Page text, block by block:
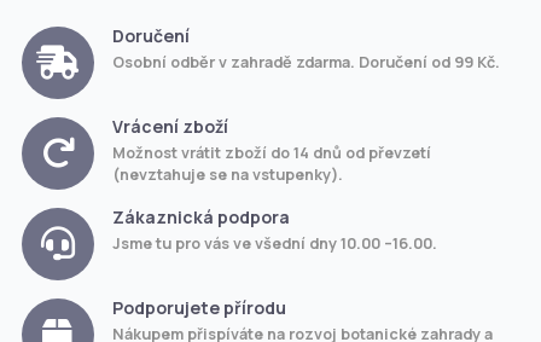
Doručení
Osobní odběr v zahradě zdarma. Doručení od 99 Kč.
Vrácení zboží
Možnost vrátit zboží do 14 dnů od převzetí
(nevztahuje se na vstupenky).
Zákaznická podpora
Jsme tu pro vás ve všední dny 10.00 –16.00.
Podporujete přírodu
Nákupem přispíváte na rozvoj botanické zahrady a